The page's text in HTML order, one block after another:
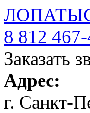
8 812
Заказать
Адрес:
г. Санкт-